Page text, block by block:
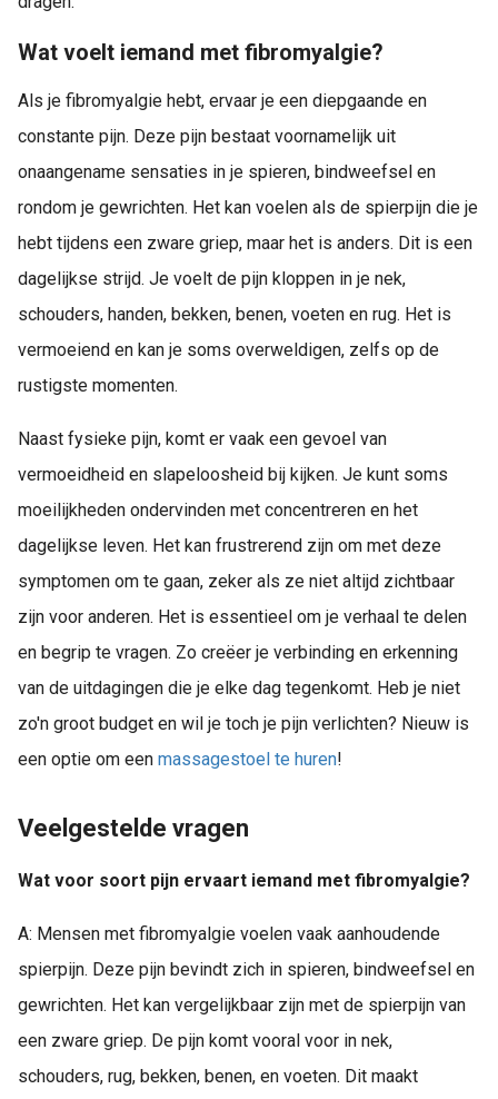
Wat voelt iemand met fibromyalgie?
Als je fibromyalgie hebt, ervaar je een diepgaande en
constante pijn. Deze pijn bestaat voornamelijk uit
onaangename sensaties in je spieren, bindweefsel en
rondom je gewrichten. Het kan voelen als de spierpijn die je
hebt tijdens een zware griep, maar het is anders. Dit is een
dagelijkse strijd. Je voelt de pijn kloppen in je nek,
schouders, handen, bekken, benen, voeten en rug. Het is
vermoeiend en kan je soms overweldigen, zelfs op de
rustigste momenten.
Naast fysieke pijn, komt er vaak een gevoel van
vermoeidheid en slapeloosheid bij kijken. Je kunt soms
moeilijkheden ondervinden met concentreren en het
dagelijkse leven. Het kan frustrerend zijn om met deze
symptomen om te gaan, zeker als ze niet altijd zichtbaar
zijn voor anderen. Het is essentieel om je verhaal te delen
en begrip te vragen. Zo creëer je verbinding en erkenning
van de uitdagingen die je elke dag tegenkomt. Heb je niet
zo'n groot budget en wil je toch je pijn verlichten? Nieuw is
een optie om een massagestoel te huren!
Veelgestelde vragen
Wat voor soort pijn ervaart iemand met fibromyalgie?
A: Mensen met fibromyalgie voelen vaak aanhoudende
spierpijn. Deze pijn bevindt zich in spieren, bindweefsel en
gewrichten. Het kan vergelijkbaar zijn met de spierpijn van
een zware griep. De pijn komt vooral voor in nek,
schouders, rug, bekken, benen, en voeten. Dit maakt